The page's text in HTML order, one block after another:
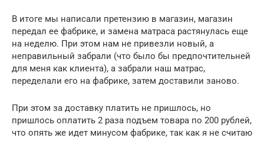
В итоге мы написали претензию в магазин, магазин
передал ее фабрике, и замена матраса растянулась еще
на неделю. При этом нам не привезли новый, а
неправильный забрали (что было бы предпочтительней
для меня как клиента), а забрали наш матрас,
переделали его на фабрике, затем доставили заново.
При этом за доставку платить не пришлось, но
пришлось оплатить 2 раза подъем товара по 200 рублей,
что опять же идет минусом фабрике, так как я не считаю